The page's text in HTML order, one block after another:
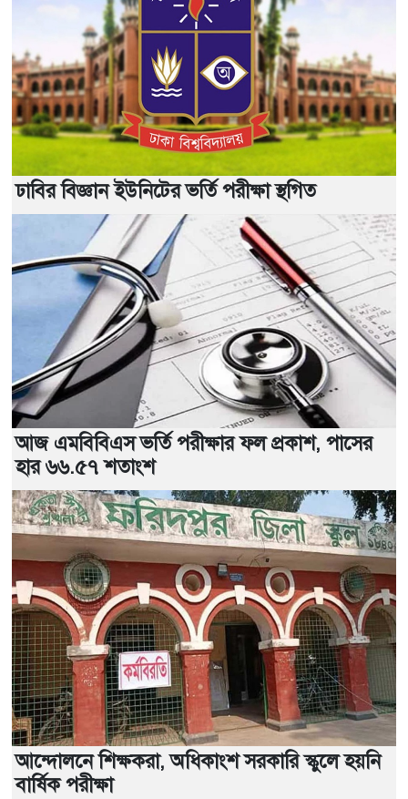
ঢাবির বিজ্ঞান ইউনিটের ভর্তি পরীক্ষা স্থগিত
আজ এমবিবিএস ভর্তি পরীক্ষার ফল প্রকাশ, পাসের
হার ৬৬.৫৭ শতাংশ
আন্দোলনে শিক্ষকরা, অধিকাংশ সরকারি স্কুলে হয়নি
বার্ষিক পরীক্ষা